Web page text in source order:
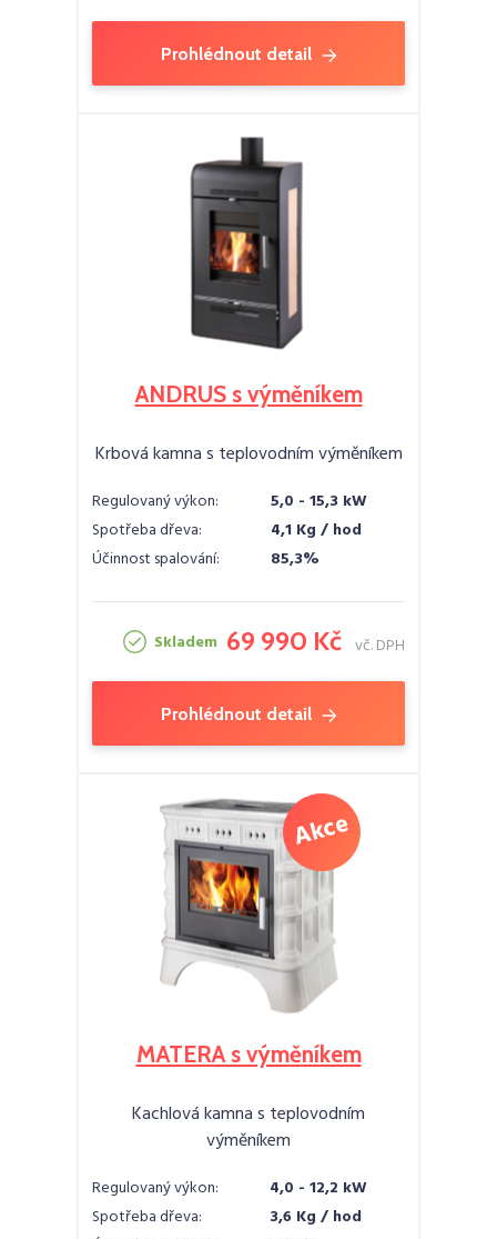
Prohlédnout detail
ANDRUS s výměníkem
Krbová kamna s teplovodním výměníkem
Regulovaný výkon:
5,0 - 15,3 kW
Spotřeba dřeva:
4,1 Kg / hod
Účinnost spalování:
85,3%
Skladem 69 990 Kč vč. DPH
Prohlédnout detail
MATERA s výměníkem
Kachlová kamna s teplovodním
výměníkem
Regulovaný výkon:
4,0 - 12,2 kW
Spotřeba dřeva:
3,6 Kg / hod